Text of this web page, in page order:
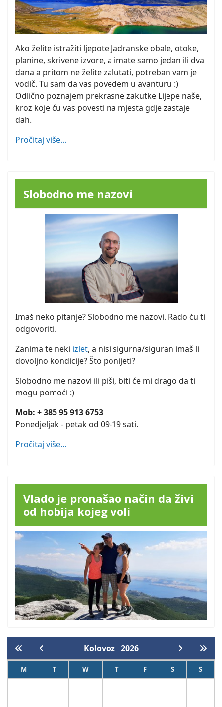
Ako želite istražiti ljepote Jadranske obale, otoke,
planine, skrivene izvore, a imate samo jedan ili dva
dana a pritom ne želite zalutati, potreban vam je
vodič. Tu sam da vas povedem u avanturu :)
Odlično poznajem prekrasne zakutke Lijepe naše,
kroz koje ću vas povesti na mjesta gdje zastaje
dah.
Pročitaj više...
Slobodno me nazovi
Imaš neko pitanje? Slobodno me nazovi. Rado ću ti
odgovoriti.
Zanima te neki izlet, a nisi sigurna/siguran imaš li
dovoljno kondicije? Što ponijeti?
Slobodno me nazovi ili piši, biti će mi drago da ti
mogu pomoći :)
Mob: + 385 95 913 6753
Ponedjeljak - petak od 09-19 sati.
Pročitaj više...
Vlado je pronašao način da živi
od hobija kojeg voli
Kolovoz 2026
M T W T F S S